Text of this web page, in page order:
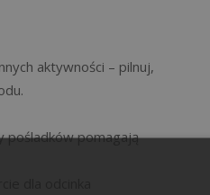
aktywności – pilnuj,
pośladków pomagają
dla odcinka